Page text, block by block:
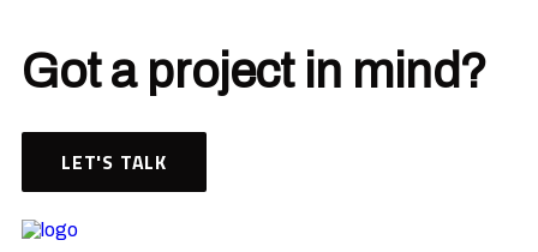
Got a project in mind?
LET'S TALK